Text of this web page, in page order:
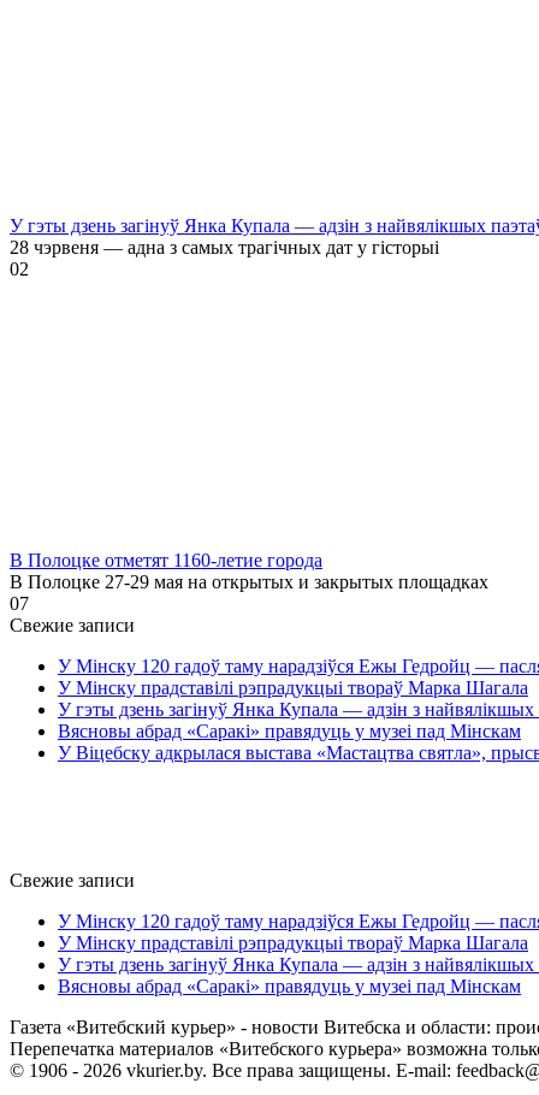
У гэты дзень загінуў Янка Купала — адзін з найвялікшых
28 чэрвеня — адна з самых трагічных дат у гісторыі
02
В Полоцке отметят 1160-летие города
В Полоцке 27-29 мая на открытых и закрытых площадках
07
Свежие записи
У Мінску 120 гадоў таму нарадзіўся Ежы Гедройц —
У Мінску прадставілі рэпрадукцыі твораў Марка Шагала
У гэты дзень загінуў Янка Купала — адзін з найвялікшых
Вясновы абрад «Саракі» правядуць у музеі пад Мінскам
У Віцебску адкрылася выстава «Мастацтва святла»,
Свежие записи
У Мінску 120 гадоў таму нарадзіўся Ежы Гедройц —
У Мінску прадставілі рэпрадукцыі твораў Марка Шагала
У гэты дзень загінуў Янка Купала — адзін з найвялікшых
Вясновы абрад «Саракі» правядуць у музеі пад Мінскам
Газета «Витебский курьер» - новости Витебска и области:
Перепечатка материалов «Витебского курьера» возможна
© 1906 - 2026 vkurier.by. Все права защищены. E-mail: